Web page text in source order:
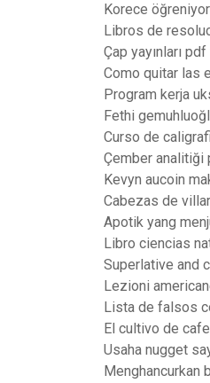
Korece
Libros de
Çap yayınları
Como quitar las
Program kerja
Fethi
Curso de
Çember analitiği
Kevyn aucoin
Cabezas de
Apotik yang
Libro ciencias
Superlative and
Lezioni
Lista de falsos
El cultivo de
Usaha nugget
Menghancurkan